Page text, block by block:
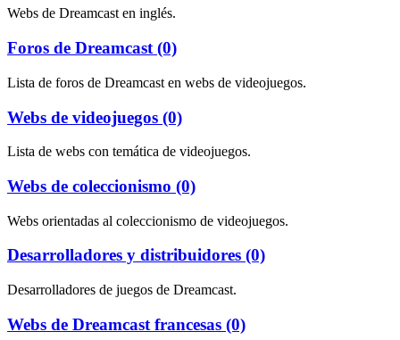
Webs de Dreamcast en inglés.
Foros de Dreamcast (0)
Lista de foros de Dreamcast en webs de videojuegos.
Webs de videojuegos (0)
Lista de webs con temática de videojuegos.
Webs de coleccionismo (0)
Webs orientadas al coleccionismo de videojuegos.
Desarrolladores y distribuidores (0)
Desarrolladores de juegos de Dreamcast.
Webs de Dreamcast francesas (0)